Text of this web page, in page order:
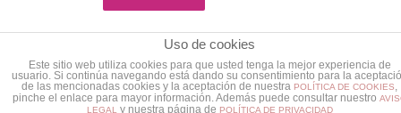
Uso de cookies
Este sitio web utiliza cookies para que usted tenga la mejor experiencia de
usuario. Si continúa navegando está dando su consentimiento para la
de las mencionadas cookies y la aceptación de nuestra POLÍTICA DE COOKIES,
pinche el enlace para mayor información. Además puede consultar nuestro
LEGAL
y nuestra página de POLÍTICA DE PRIVACIDAD